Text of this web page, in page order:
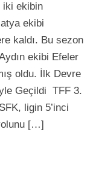
iki ekibin
ekibi
kaldı. Bu sezon
ekibi Efeler
oldu. İlk Devre
Geçildi TFF 3.
ligin 5’inci
[…]